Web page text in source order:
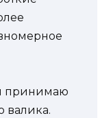
принимаю
валика.